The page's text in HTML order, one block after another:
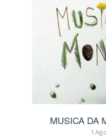
MUSICA DA
1